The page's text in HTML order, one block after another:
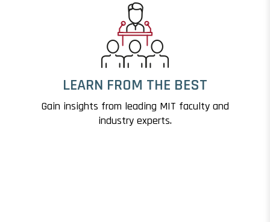
LEARN FROM THE BEST
Gain insights from leading MIT faculty and
industry experts.